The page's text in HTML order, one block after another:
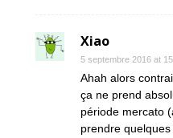
Xiao
5 septembre 2016 at
Ahah alors
ça ne prend
période mercato
prendre